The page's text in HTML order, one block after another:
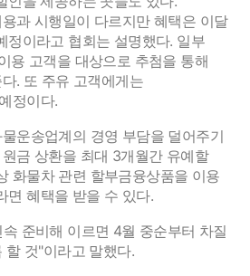
과 시행일이 다르지만 혜택은 이달
정이라고 협회는 설명했다. 일부
용 고객을 대상으로 추첨을 통해
. 또 주유 고객에게는
정이다.
운송업계의 경영 부담을 덜어주기
금 상환을 최대 3개월간 유예할
화물차 관련 할부금융상품을 이용
면 혜택을 받을 수 있다.
준비해 이르면 4월 중순부터 차질
할 것"이라고 말했다.